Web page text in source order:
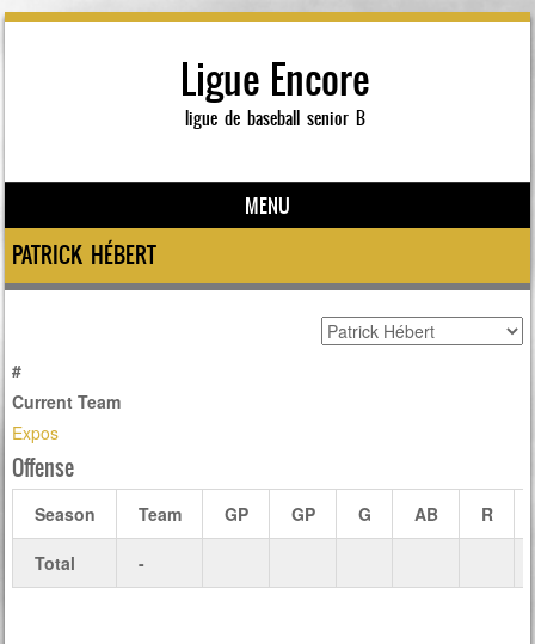
Ligue Encore
ligue de baseball senior B
MENU
Skip to content
PATRICK HÉBERT
#
Current Team
Expos
Offense
Season Team GP GP G AB R
Total -